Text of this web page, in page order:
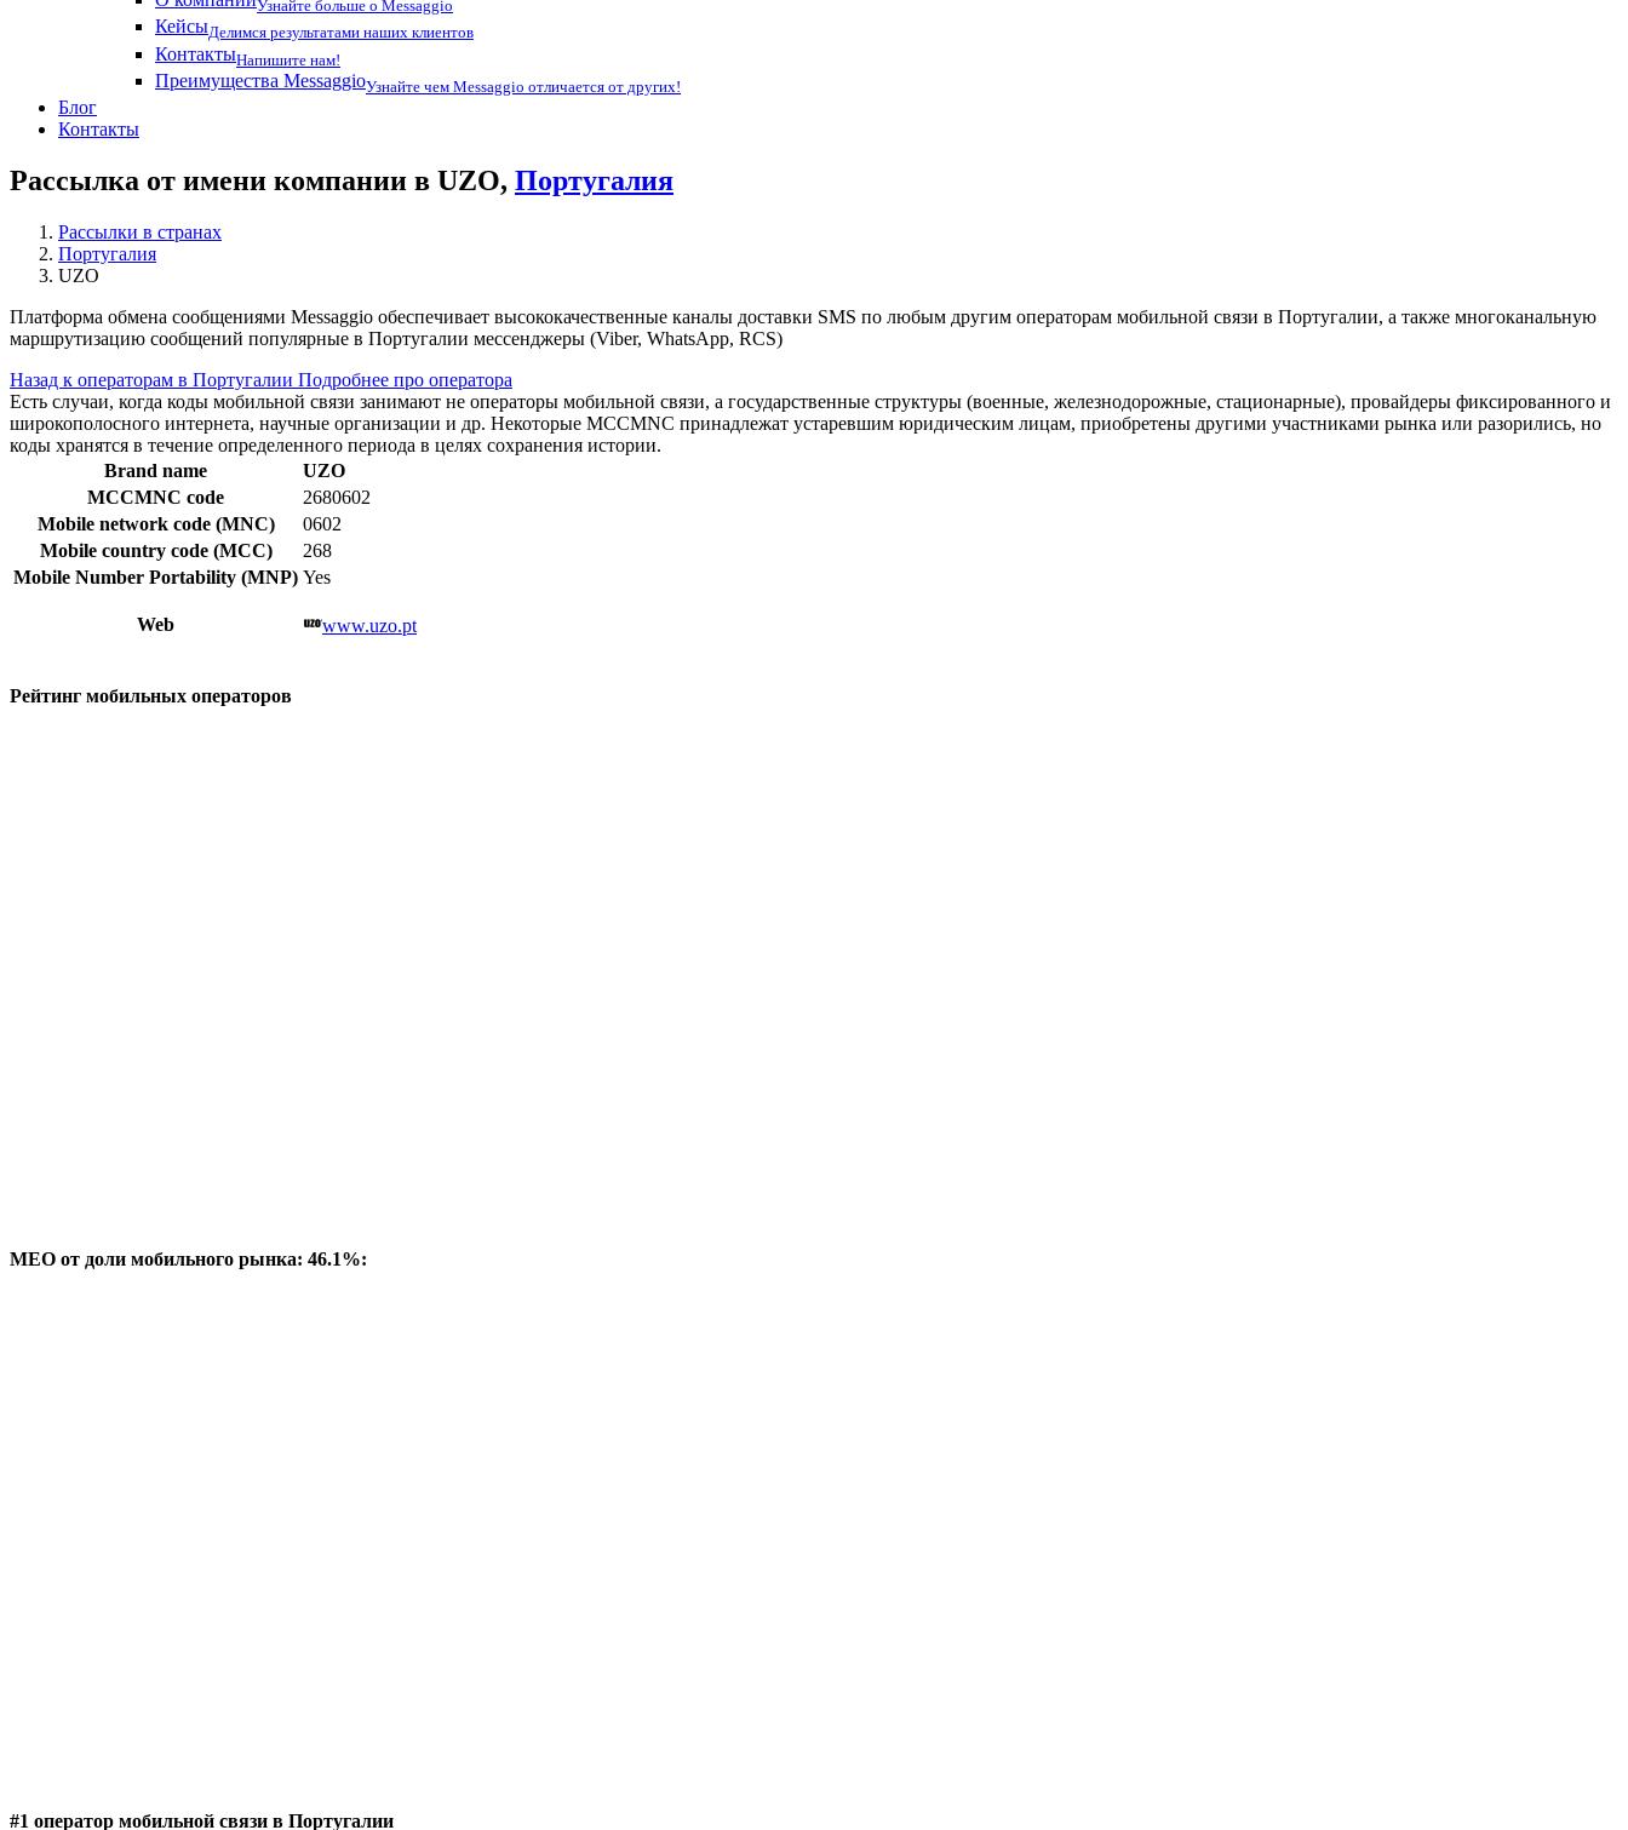
Узнайте больше о Messaggio
КейсыДелимся результатами наших клиентов
КонтактыНапишите нам!
Преимущества MessaggioУзнайте чем Messaggio отличается от других!
Блог
Контакты
Рассылка от имени компании в UZO, Португалия
Рассылки в странах
Португалия
UZO
Платформа обмена сообщениями Messaggio обеспечивает высококачественные каналы доставки SMS по любым другим операторам мобильной связи в Португалии, а также многоканальную
маршрутизацию сообщений популярные в Португалии мессенджеры (Viber, WhatsApp, RCS)
Назад к операторам в Португалии Подробнее про оператора
Есть случаи, когда коды мобильной связи занимают не операторы мобильной связи, а государственные структуры (военные, железнодорожные, стационарные), провайдеры фиксированного и
широкополосного интернета, научные организации и др. Некоторые MCCMNC принадлежат устаревшим юридическим лицам, приобретены другими участниками рынка или разорились, но
коды хранятся в течение определенного периода в целях сохранения истории.
Brand name
UZO
MCCMNC code
2680602
Mobile network code (MNC)
0602
Mobile country code (MCC)
268
Mobile Number Portability (MNP) Yes
Web www.uzo.pt
Рейтинг мобильных операторов
MEO от доли мобильного рынка: 46.1%:
#1 оператор мобильной связи в Португалии